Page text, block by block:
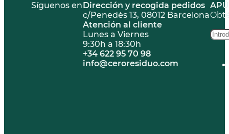
Síguenos en Dirección y recogida pedidos
c/Penedès 13, 08012 Barcelona
Atención al cliente
Lunes a Viernes
9:30h a 18:30h
+34 622 95 70 98
info@ceroresiduo.com